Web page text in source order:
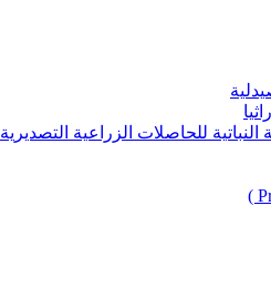
للحاصلات الزراعية التصديرية